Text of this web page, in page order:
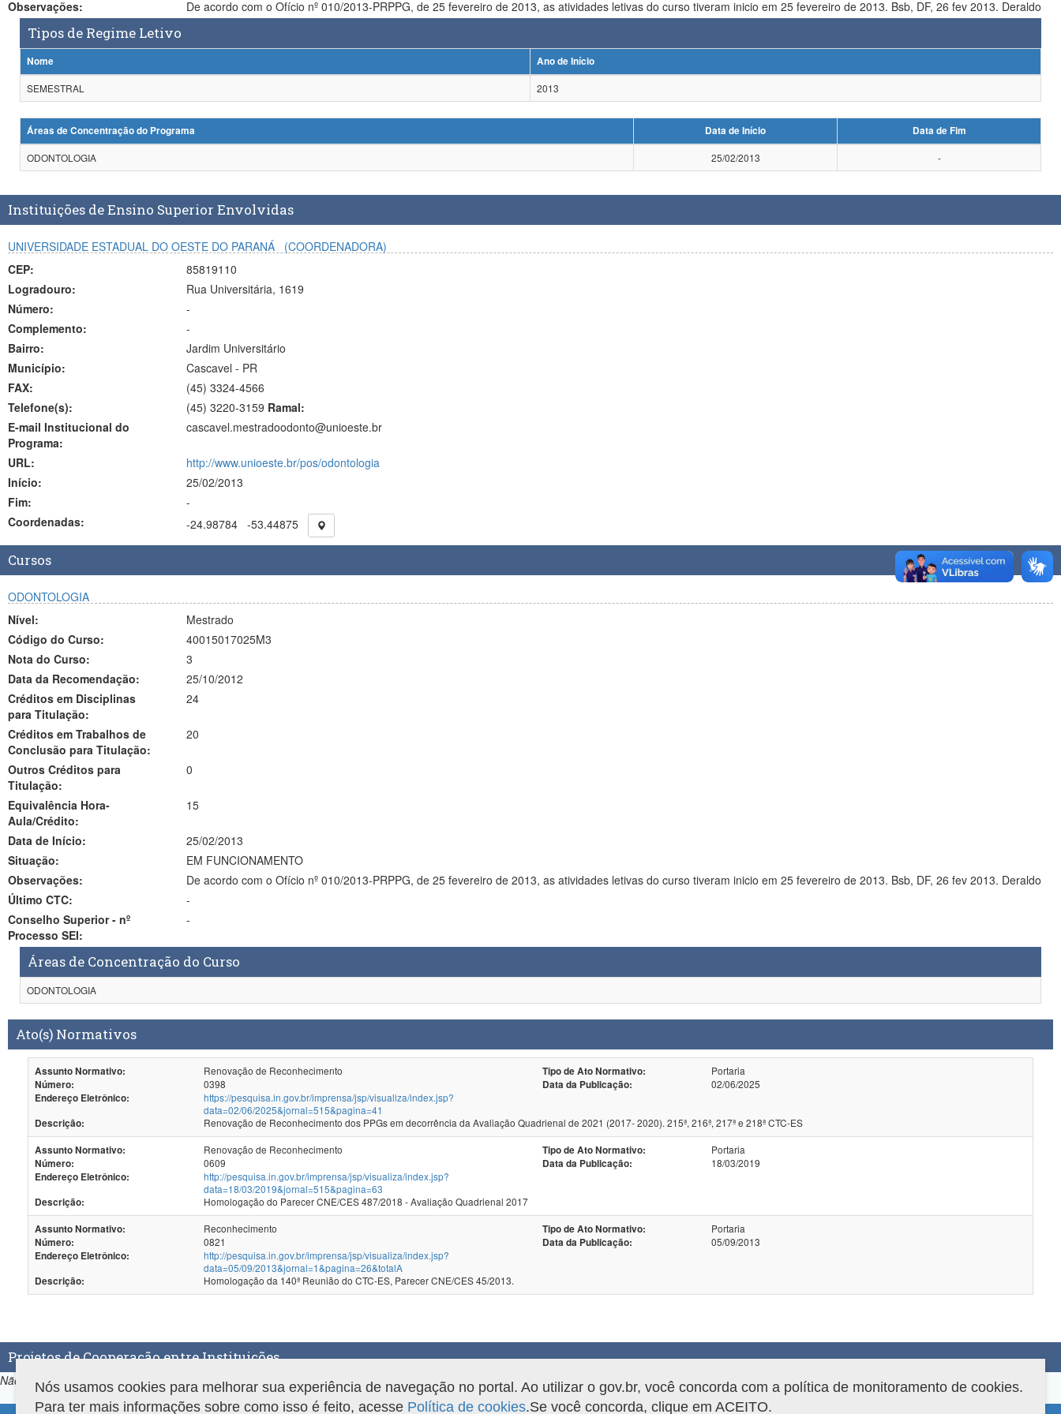
Observações:
De acordo com o Ofício nº 010/2013-PRPPG, de 25 fevereiro de 2013, as atividades letivas do curso tiveram inicio em 25 fevereiro de 2013. Bsb, DF, 26 fev 2013. Deraldo
Tipos de Regime Letivo
Nome
Ano de Início
SEMESTRAL
2013
Áreas de Concentração do Programa Data de Início
Data de Fim
ODONTOLOGIA
25/02/2013 -
Instituições de Ensino Superior Envolvidas
UNIVERSIDADE ESTADUAL DO OESTE DO PARANÁ
(COORDENADORA)
CEP:
85819110
Logradouro:
Rua Universitária, 1619
Número:
-
Complemento:
-
Bairro:
Jardim Universitário
Município:
Cascavel - PR
FAX:
(45) 3324-4566
Telefone(s):
(45) 3220-3159 Ramal:
E-mail Institucional do
Programa:
cascavel.mestradoodonto@unioeste.br
URL:
http://www.unioeste.br/pos/odontologia
Início:
25/02/2013
Fim:
-
Coordenadas:
-24.98784 -53.44875
Cursos
ODONTOLOGIA
Nível:
Mestrado
Código do Curso:
40015017025M3
Nota do Curso:
3
Data da Recomendação:
25/10/2012
Créditos em Disciplinas
para Titulação:
24
Créditos em Trabalhos de
Conclusão para Titulação:
20
Outros Créditos para
Titulação:
0
Equivalência Hora-
Aula/Crédito:
15
Data de Início:
25/02/2013
Situação:
EM FUNCIONAMENTO
Observações:
De acordo com o Ofício nº 010/2013-PRPPG, de 25 fevereiro de 2013, as atividades letivas do curso tiveram inicio em 25 fevereiro de 2013. Bsb, DF, 26 fev 2013. Deraldo
Último CTC:
-
Conselho Superior - nº
Processo SEI:
-
Áreas de Concentração do Curso
ODONTOLOGIA
Ato(s) Normativos
Assunto Normativo: Renovação de Reconhecimento Tipo de Ato Normativo:
Portaria
Número:
0398 Data da Publicação:
02/06/2025
Endereço Eletrônico:
https://pesquisa.in.gov.br/imprensa/jsp/visualiza/index.jsp?
data=02/06/2025&jornal=515&pagina=41
Descrição:
Renovação de Reconhecimento dos PPGs em decorrência da Avaliação Quadrienal de 2021 (2017- 2020). 215ª, 216ª, 217ª e 218ª CTC-ES
Assunto Normativo: Renovação de Reconhecimento Tipo de Ato Normativo:
Portaria
Número:
0609 Data da Publicação:
18/03/2019
Endereço Eletrônico:
http://pesquisa.in.gov.br/imprensa/jsp/visualiza/index.jsp?
data=18/03/2019&jornal=515&pagina=63
Descrição:
Homologação do Parecer CNE/CES 487/2018 - Avaliação Quadrienal 2017
Assunto Normativo: Reconhecimento Tipo de Ato Normativo:
Portaria
Número:
0821 Data da Publicação:
05/09/2013
Endereço Eletrônico:
http://pesquisa.in.gov.br/imprensa/jsp/visualiza/index.jsp?
data=05/09/2013&jornal=1&pagina=26&totalA
Descrição:
Homologação da 140ª Reunião do CTC-ES, Parecer CNE/CES 45/2013.
Projetos de Cooperação entre Instituições
Não há projetos de Cooperação entre Instituições associados ao programa.
Nós usamos cookies para melhorar sua experiência de navegação no portal. Ao utilizar o gov.br, você concorda com a política de monitoramento de cookies.
Para ter mais informações sobre como isso é feito, acesse Política de cookies.Se você concorda, clique em ACEITO.